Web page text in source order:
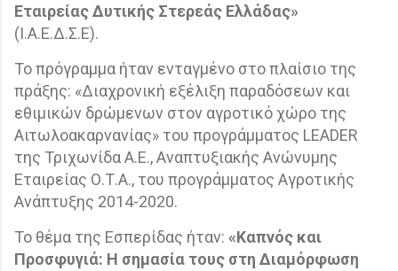
Εταιρείας Δυτικής Στερεάς Ελλάδας»
(Ι.Α.Ε.Δ.Σ.Ε).
Το πρόγραμμα ήταν ενταγμένο στο πλαίσιο της
πράξης: «Διαχρονική εξέλιξη παραδόσεων και
εθιμικών δρώμενων στον αγροτικό χώρο της
Αιτωλοακαρνανίας» του προγράμματος LEADER
της Τριχωνίδα Α.Ε., Αναπτυξιακής Ανώνυμης
Εταιρείας Ο.Τ.Α., του προγράμματος Αγροτικής
Ανάπτυξης 2014-2020.
Το θέμα της Εσπερίδας ήταν: «Καπνός και
Προσφυγιά: Η σημασία τους στη Διαμόρφωση